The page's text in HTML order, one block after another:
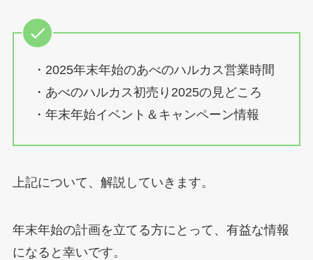
・2025年末年始のあべのハルカス営業時間
・あべのハルカス初売り2025の見どころ
・年末年始イベント＆キャンペーン情報
上記について、解説していきます。
年末年始の計画を立てる方にとって、有益な情報
になると幸いです。